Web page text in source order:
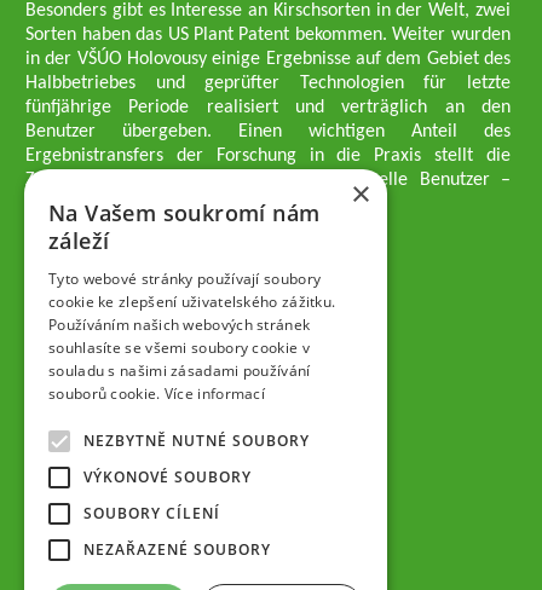
Besonders gibt es Interesse an Kirschsorten in der Welt, zwei
Sorten haben das US Plant Patent bekommen. Weiter wurden
in der VŠÚO Holovousy einige Ergebnisse auf dem Gebiet des
Halbbetriebes und geprüfter Technologien für letzte
fünfjährige Periode realisiert und verträglich an den
Benutzer übergeben. Einen wichtigen Anteil des
Ergebnistransfers der Forschung in die Praxis stellt die
Züchtungsmethodik dar, die an professionelle Benutzer –
professionelle Obstzüchter übergeben wird.
Geschäftsführer der Gesellschaft
Dipl.-Ing. Tomáš Zmeškal
Dipl.-Ing. Jaroslav Vácha
Gesellschafter
Dipl.-Ing. Jan Blažek, CS c.
Dipl.-Ing. Josef Kosina, CS c.
Dipl.-Ing. Václav Ludvík
Jaroslav Muška
Dipl.-Ing. Radoslav Potůček
SEMPRA PRAHA a.s. (AG)
Aufsichtsrat der Gesellschaft
Dipl.-Ing. Josef Kosina
×
Na Vašem soukromí nám
záleží
Tyto webové stránky používají soubory
cookie ke zlepšení uživatelského zážitku.
Používáním našich webových stránek
souhlasíte se všemi soubory cookie v
souladu s našimi zásadami používání
souborů cookie. Více informací
NEZBYTNĚ NUTNÉ SOUBORY
VÝKONOVÉ SOUBORY
SOUBORY CÍLENÍ
NEZAŘAZENÉ SOUBORY